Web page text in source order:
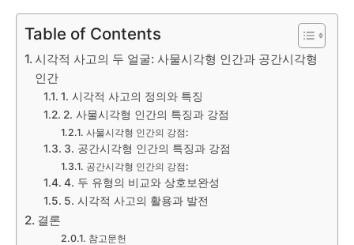
Table of Contents
시각적 사고의 두 얼굴: 사물시각형 인간과 공간시각형
인간
1. 시각적 사고의 정의와 특징
2. 사물시각형 인간의 특징과 강점
사물시각형 인간의 강점:
3. 공간시각형 인간의 특징과 강점
공간시각형 인간의 강점:
4. 두 유형의 비교와 상호보완성
5. 시각적 사고의 활용과 발전
결론
참고문헌